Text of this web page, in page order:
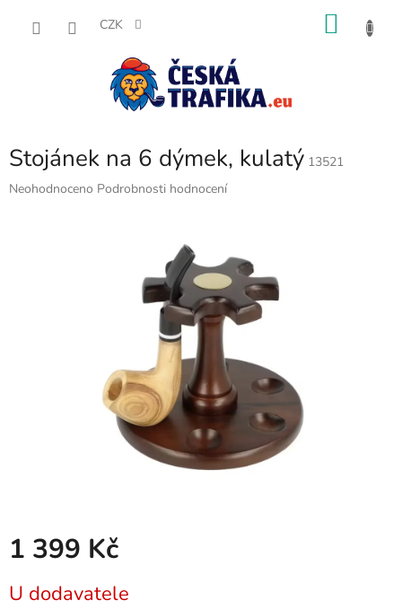
CZK
Stojánek na 6 dýmek, kulatý 13521
Průměrné
Neohodnoceno Podrobnosti hodnocení
1 399 Kč
cena:
U dodavatele